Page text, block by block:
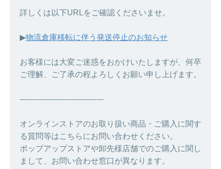
詳しくは以下URLをご確認くださいませ。
▶︎物流倉庫移転に伴う発送停止のお知らせ
お客様には大変ご迷惑をおかけいたしますが、何卒
ご理解、ご了承の程よろしくお願い申し上げます。
----------------------------------
オンラインストアのお取り扱い商品・ご購入に関す
る質問等はこちらにお問い合わせください。
ポップアップストアや卸先様店舗でのご購入に関し
まして、お問い合わせ窓口が異なります。